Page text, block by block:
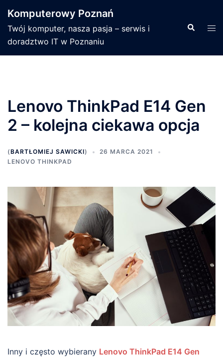
do
treści
Komputerowy Poznań
Twój komputer, nasza pasja – serwis i
doradztwo IT w Poznaniu
Lenovo ThinkPad E14 Gen
2 – kolejna ciekawa opcja
(BARTŁOMIEJ SAWICKI)
26 MARCA 2021
LENOVO THINKPAD
Inny i często wybierany Lenovo ThinkPad E14 Gen